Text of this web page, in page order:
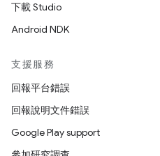
下載 Studio
Android NDK
支援服務
回報平台錯誤
回報說明文件錯誤
Google Play support